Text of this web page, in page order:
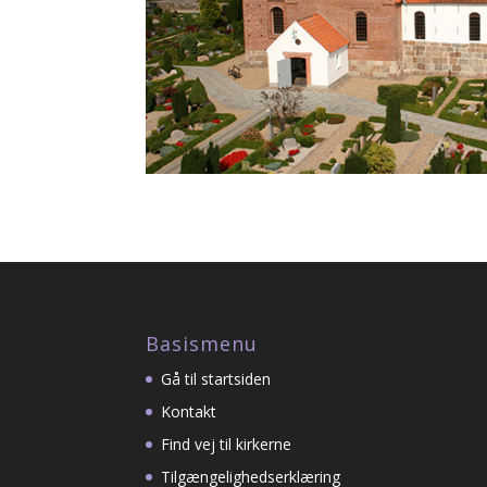
Basismenu
Gå til startsiden
Kontakt
Find vej til kirkerne
Tilgængelighedserklæring